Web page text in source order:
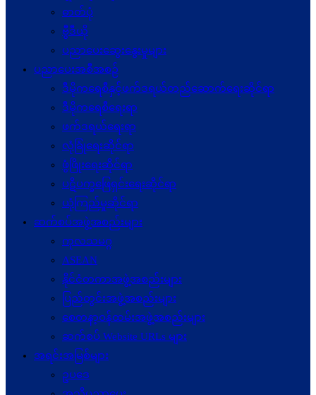
ဓာတ်ပုံ
ဗွီဒီယို
ပညာပေးဆွေးနွေးမှုများ
ပညာပေးအစီအစဉ်
ဒီမိုကရေစီနှင့်ဖက်ဒရယ်တည်ဆောက်ရေးဆိုင်ရာ
ဒီမိုကရေစီရေးရာ
ဖက်ဒရယ်ရေးရာ
လုံခြုံရေးဆိုင်ရာ
ဖွံဖြိုးရေးဆိုင်ရာ
ပဋိပက္ခ‌ဖြေရှင်းရေးဆိုင်ရာ
ယုံကြည်မှုဆိုင်ရာ
ဆက်စပ်အဖွဲ့အစည်းများ
ကုလသမဂ္ဂ
ASEAN
နိုင်ငံတကာအဖွဲ့အစည်းများ
ပြည်တွင်းအဖွဲ့အစည်းများ
စေတနာ့ဝန်ထမ်းအဖွဲ့အစည်းများ
ဆက်စပ် Website URLs များ
အရင်းအမြစ်များ
ဥပဒေ